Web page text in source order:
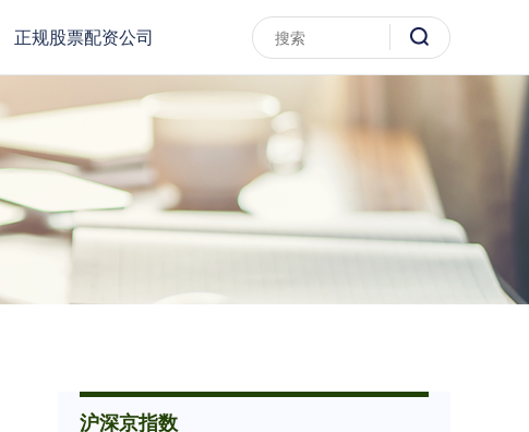
正规股票配资公司
沪深京指数